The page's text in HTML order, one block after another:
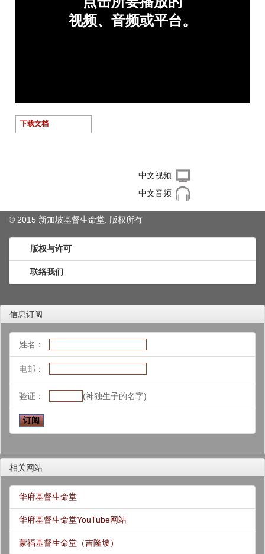
下载文档
中文视频
中文音频
© 2015 新加坡基督生命堂. 版权所有
版权与许可
联络我们
信息订阅
姓名：
电邮：
验证： (神独生子的名字)
相关网站
华府基督生命堂
华府基督生命堂YouTube网站
蒙福基督生命堂（吉隆坡）